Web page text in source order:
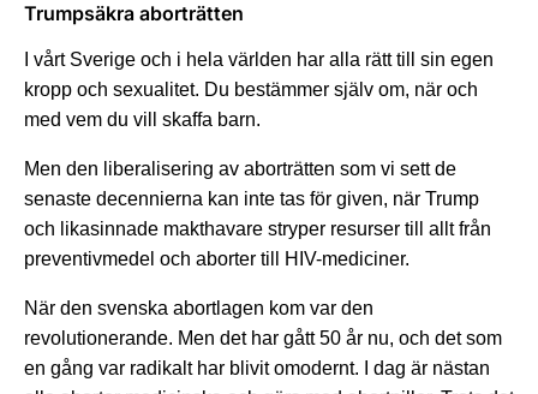
Trumpsäkra aborträtten
I vårt Sverige och i hela världen har alla rätt till sin egen
kropp och sexualitet. Du bestämmer själv om, när och
med vem du vill skaffa barn.
Men den liberalisering av aborträtten som vi sett de
senaste decennierna kan inte tas för given, när Trump
och likasinnade makthavare stryper resurser till allt från
preventivmedel och aborter till HIV-mediciner.
När den svenska abortlagen kom var den
revolutionerande. Men det har gått 50 år nu, och det som
en gång var radikalt har blivit omodernt. I dag är nästan